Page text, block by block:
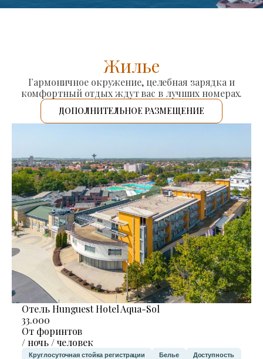
Жилье
Гармоничное окружение, целебная зарядка и
комфортный отдых ждут вас в лучших номерах.
ДОПОЛНИТЕЛЬНОЕ РАЗМЕЩЕНИЕ
Отель Hunguest Hotel Aqua-Sol
33.000
От форинтов
/ ночь / человек
Круглосуточная стойка регистрации Белье Доступность